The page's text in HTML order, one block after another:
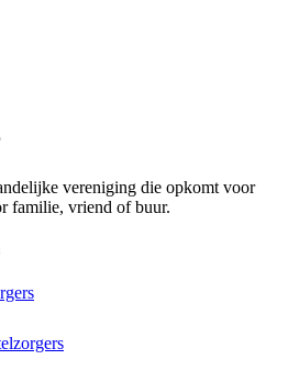
vereniging die opkomt voor
familie, vriend of buur.